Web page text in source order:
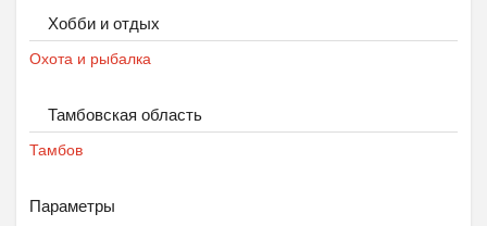
Хобби и отдых
Охота и рыбалка
Тамбовская область
Тамбов
Параметры